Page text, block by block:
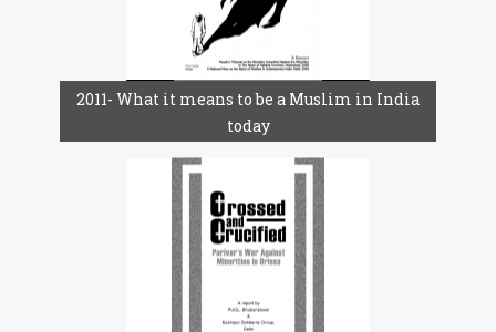
2011- What it means to be a Muslim in India
today